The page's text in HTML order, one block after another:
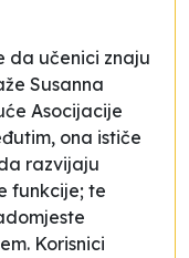
da učenici znaju
Susanna
Asocijacije
ona ističe
razvijaju
funkcije; te
Korisnici